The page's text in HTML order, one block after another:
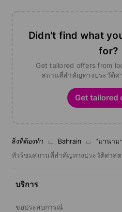
Didn't find what
for?
Get tailored offers from
สถานที่สำคัญทางประวัติศ
Get tailored
สิ่งที่ต้องทำ Bahrain
"มานาม
ทัวร์ชมสถานที่สำคัญทางประวัติศาส
บริการ
ขอประสบการณ์